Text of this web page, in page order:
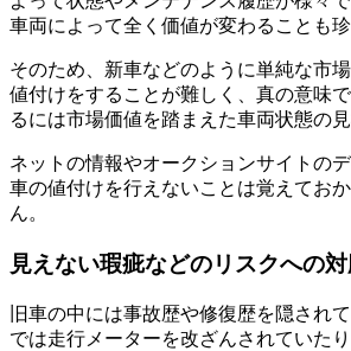
車両によって全く価値が変わることも珍
そのため、新車などのように単純な市
値付けをすることが難しく、真の意味
るには市場価値を踏まえた車両状態の
ネットの情報やオークションサイトの
車の値付けを行えないことは覚えてお
ん。
見えない瑕疵などのリスクへの
旧車の中には事故歴や修復歴を隠され
では走行メーターを改ざんされていた